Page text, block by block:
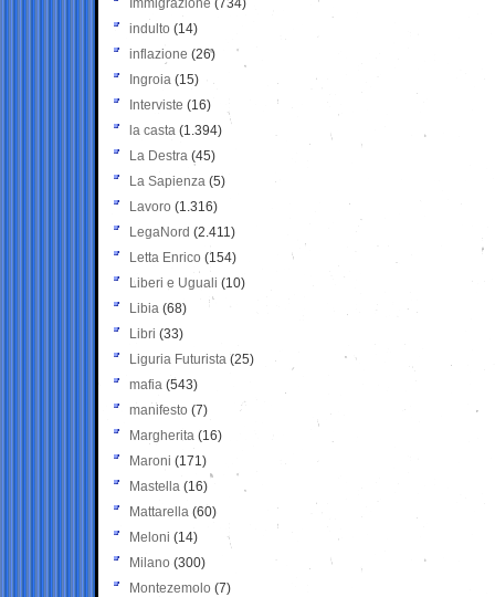
Immigrazione (734)
indulto (14)
inflazione (26)
Ingroia (15)
Interviste (16)
la casta (1.394)
La Destra (45)
La Sapienza (5)
Lavoro (1.316)
LegaNord (2.411)
Letta Enrico (154)
Liberi e Uguali (10)
Libia (68)
Libri (33)
Liguria Futurista (25)
mafia (543)
manifesto (7)
Margherita (16)
Maroni (171)
Mastella (16)
Mattarella (60)
Meloni (14)
Milano (300)
Montezemolo (7)